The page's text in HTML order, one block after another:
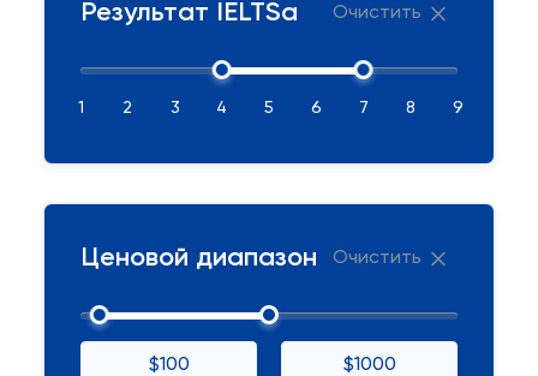
Результат IELTSа Очистить
1 2 3 4 5 6 7 8 9
Ценовой диапазон Очистить
$100 $1000